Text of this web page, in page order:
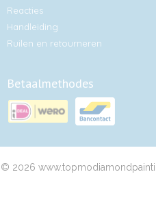
Reacties
Handleiding
Ruilen en retourneren
Betaalmethodes
© 2026